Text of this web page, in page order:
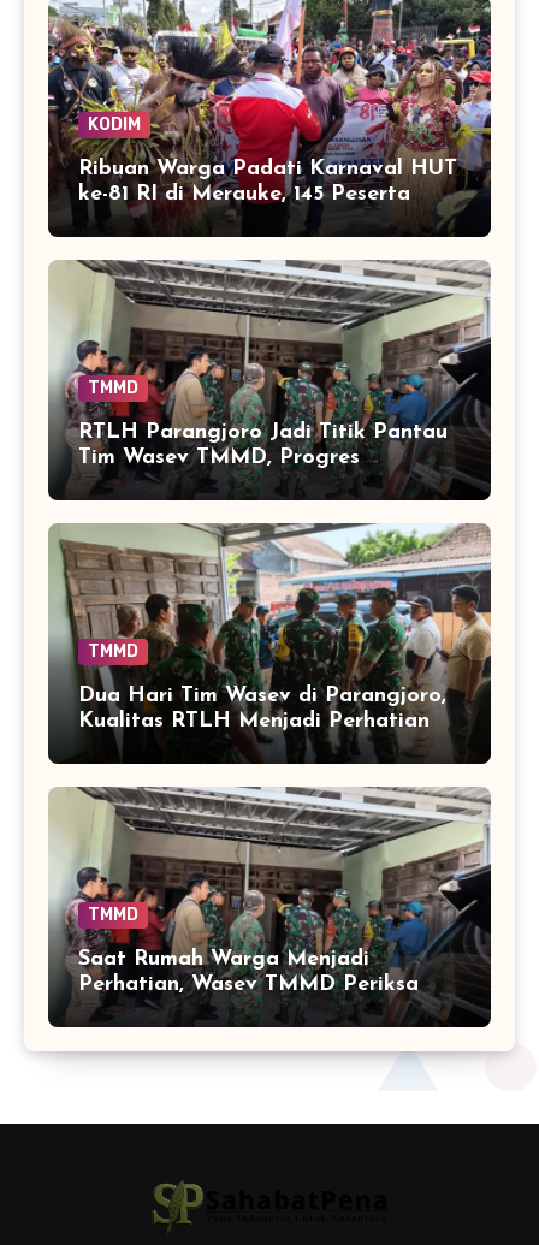
KODIM
Ribuan Warga Padati Karnaval HUT
ke-81 RI di Merauke, 145 Peserta
Tampilkan Keberagaman
TMMD
RTLH Parangjoro Jadi Titik Pantau
Tim Wasev TMMD, Progres
Pembangunan Dicek Langsung
TMMD
Dua Hari Tim Wasev di Parangjoro,
Kualitas RTLH Menjadi Perhatian
TMMD
Saat Rumah Warga Menjadi
Perhatian, Wasev TMMD Periksa
Langsung RTLH Parangjoro